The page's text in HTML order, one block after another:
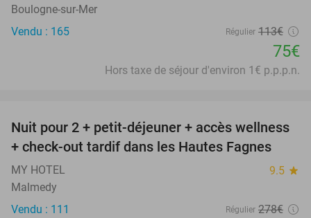
Boulogne-sur-Mer
Vendu : 165
Régulier 113€
75€
Hors taxe de séjour d'environ 1€ p.p.p.n.
32%
Nuit pour 2 + petit-déjeuner + accès wellness
+ check-out tardif dans les Hautes Fagnes
MY HOTEL 9.5 star
Malmedy
Vendu : 111
Régulier 278€